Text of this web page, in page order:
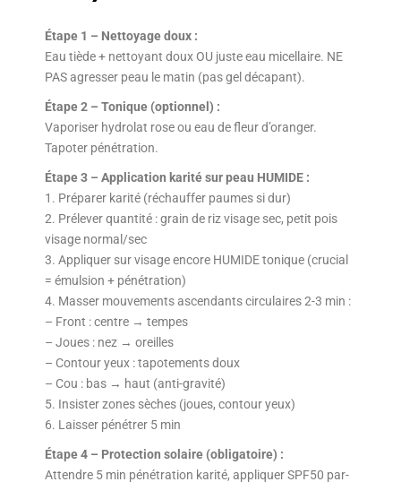
Étape 1 – Nettoyage doux :
Eau tiède + nettoyant doux OU juste eau micellaire. NE
PAS agresser peau le matin (pas gel décapant).
Étape 2 – Tonique (optionnel) :
Vaporiser hydrolat rose ou eau de fleur d’oranger.
Tapoter pénétration.
Étape 3 – Application karité sur peau HUMIDE :
1. Préparer karité (réchauffer paumes si dur)
2. Prélever quantité : grain de riz visage sec, petit pois
visage normal/sec
3. Appliquer sur visage encore HUMIDE tonique (crucial
= émulsion + pénétration)
4. Masser mouvements ascendants circulaires 2-3 min :
– Front : centre → tempes
– Joues : nez → oreilles
– Contour yeux : tapotements doux
– Cou : bas → haut (anti-gravité)
5. Insister zones sèches (joues, contour yeux)
6. Laisser pénétrer 5 min
Étape 4 – Protection solaire (obligatoire) :
Attendre 5 min pénétration karité, appliquer SPF50 par-